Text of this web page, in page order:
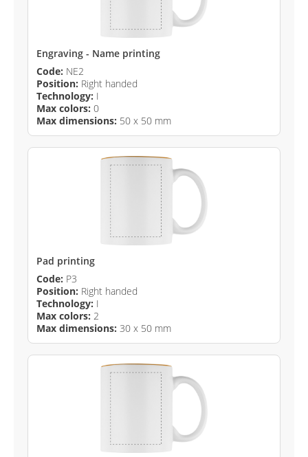
Engraving - Name printing
Code: NE2
Position: Right handed
Technology: I
Max colors: 0
Max dimensions: 50 x 50 mm
Pad printing
Code: P3
Position: Right handed
Technology: I
Max colors: 2
Max dimensions: 30 x 50 mm